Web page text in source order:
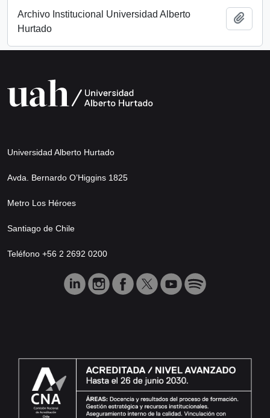
Archivo Institucional Universidad Alberto
Hurtado
Universidad Alberto Hurtado
Avda. Bernardo O’Higgins 1825
Metro Los Héroes
Santiago de Chile
Teléfono +56 2 2692 0200